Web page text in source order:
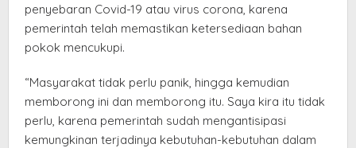
penyebaran Covid-19 atau virus corona, karena
pemerintah telah memastikan ketersediaan bahan
pokok mencukupi.
“Masyarakat tidak perlu panik, hingga kemudian
memborong ini dan memborong itu. Saya kira itu tidak
perlu, karena pemerintah sudah mengantisipasi
kemungkinan terjadinya kebutuhan-kebutuhan dalam